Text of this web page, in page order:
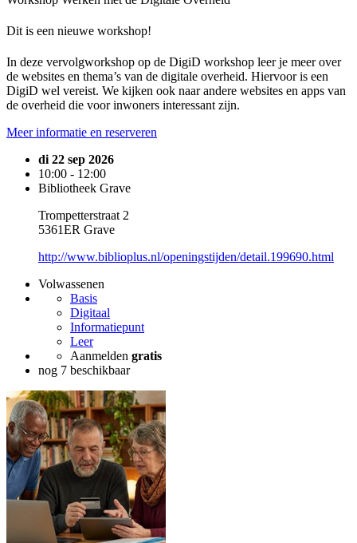
Dit is een nieuwe workshop!
In deze vervolgworkshop op de DigiD workshop leer je meer over
de websites en thema’s van de digitale overheid. Hiervoor is een
DigiD wel vereist. We kijken ook naar andere websites en apps van
de overheid die voor inwoners interessant zijn.
Meer informatie en reserveren
di 22 sep 2026
10:00 - 12:00
Bibliotheek Grave
Trompetterstraat 2
5361ER Grave
http://www.biblioplus.nl/openingstijden/detail.199690.html
Volwassenen
Basis
Digitaal
Informatiepunt
Leer
Aanmelden gratis
nog 7 beschikbaar